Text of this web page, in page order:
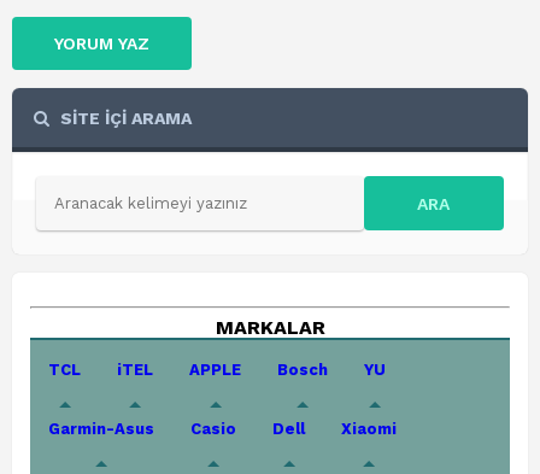
YORUM YAZ
SİTE İÇİ ARAMA
ARA
MARKALAR
TCL iTEL APPLE Bosch YU
Garmin-Asus Casio Dell Xiaomi